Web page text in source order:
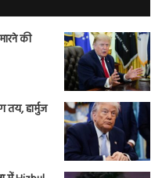
की
तय, हार्मुज